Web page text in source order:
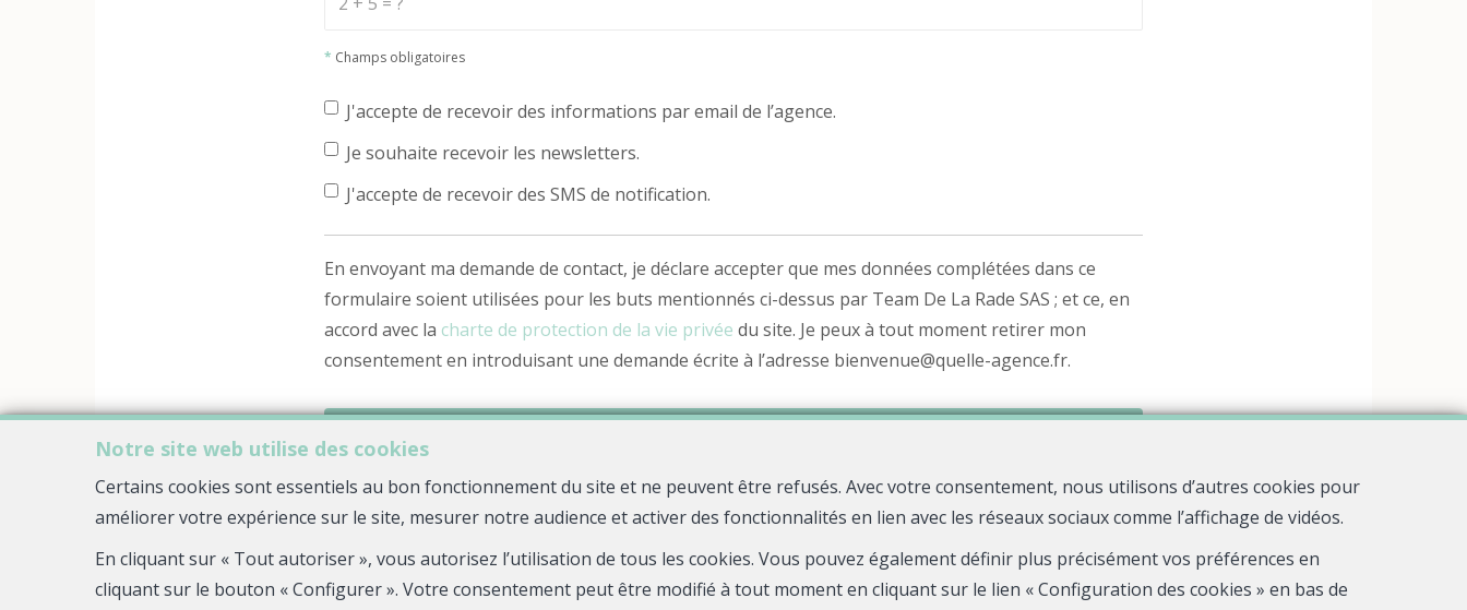
* Champs obligatoires
J'accepte de recevoir des informations par email de l’agence.
Je souhaite recevoir les newsletters.
J'accepte de recevoir des SMS de notification.
En envoyant ma demande de contact, je déclare accepter que mes données complétées dans ce
formulaire soient utilisées pour les buts mentionnés ci-dessus par Team De La Rade SAS ; et ce, en
accord avec la charte de protection de la vie privée du site. Je peux à tout moment retirer mon
consentement en introduisant une demande écrite à l’adresse bienvenue@quelle-agence.fr.
Notre site web utilise des cookies
Certains cookies sont essentiels au bon fonctionnement du site et ne peuvent être refusés. Avec votre consentement, nous utilisons d’autres cookies pour
améliorer votre expérience sur le site, mesurer notre audience et activer des fonctionnalités en lien avec les réseaux sociaux comme l’affichage de vidéos.
En cliquant sur « Tout autoriser », vous autorisez l’utilisation de tous les cookies. Vous pouvez également définir plus précisément vos préférences en
cliquant sur le bouton « Configurer ». Votre consentement peut être modifié à tout moment en cliquant sur le lien « Configuration des cookies » en bas de
Quelle agence ! —Rue Jean Fourastie— 29480 Le Relecq-Kerhuon
TEL.0298836906 — bienvenue@quelle-agence.fr